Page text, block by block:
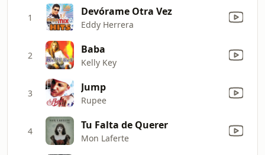
1 Devórame Otra Vez
Eddy Herrera
2 Baba
Kelly Key
3 Jump
Rupee
4 Tu Falta de Querer
Mon Laferte